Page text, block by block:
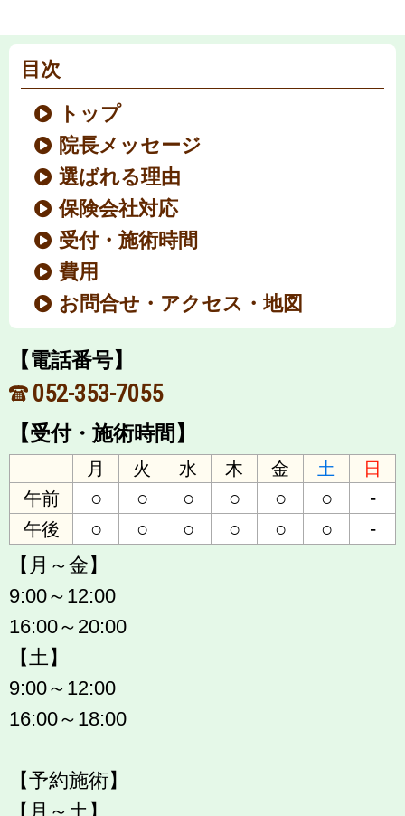
目次
トップ
院長メッセージ
選ばれる理由
保険会社対応
受付・施術時間
費用
お問合せ・アクセス・地図
【電話番号】
052-353-7055
【受付・施術時間】
月 火 水 木 金 土
日
午前
○ ○ ○ ○ ○ ○ -
午後 ○ ○ ○ ○ ○ ○
-
【月～金】
9:00～12:00
16:00～20:00
【土】
9:00～12:00
16:00～18:00
【予約施術】
【月～土】